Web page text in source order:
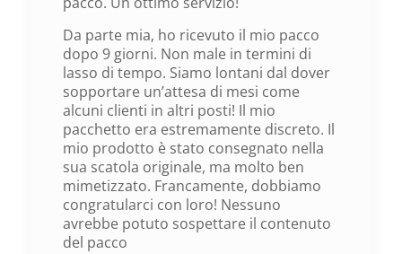
Da parte mia, ho ricevuto il mio pacco
dopo 9 giorni. Non male in termini di
lasso di tempo. Siamo lontani dal dover
sopportare un’attesa di mesi come
alcuni clienti in altri posti! Il mio
pacchetto era estremamente discreto. Il
mio prodotto è stato consegnato nella
sua scatola originale, ma molto ben
mimetizzato. Francamente, dobbiamo
congratularci con loro! Nessuno
avrebbe potuto sospettare il contenuto
del pacco